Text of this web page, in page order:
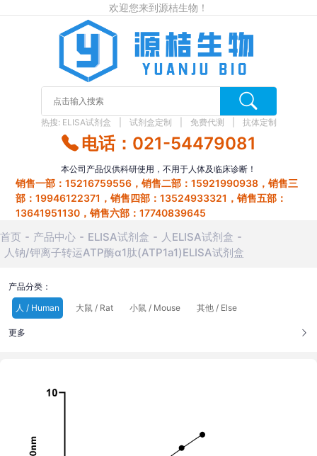
欢迎您来到源桔生物！
热搜: ELISA试剂盒 试剂盒定制 免费代测 抗体定制
电话：021-54479081
本公司产品仅供科研使用，不用于人体及临床诊断！
销售一部：15216759556，销售二部：15921990938，销售三
部：19946122371，销售四部：13524933321，销售五部：
13641951130，销售六部：17740839645
首页 产品中心 ELISA试剂盒
人ELISA试剂盒
人钠/钾离子转运ATP酶α1肽(ATP1a1)ELISA试剂盒
产品分类：
人 / Human
大鼠 / Rat 小鼠 / Mouse 其他 / Else
更多